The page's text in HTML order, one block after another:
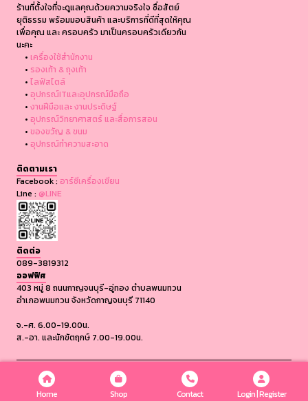
Home Shop Contact Login | Register
ร้านที่ตั้งใจที่จะดูแลคุณด้วยความจริงใจ ซื่อสัตย์
ยุติธรรม พร้อมมอบสินค้า และบริการที่ดีที่สุดให้คุณ
เพื่อคุณ และ ครอบครัว มาเป็นครอบครัวเดียวกัน
นะคะ
• เครื่องใช้สำนักงาน
• รองเท้า & ถุงเท้า
• ไลฟ์สไตล์
• อุปกรณ์ITและอุปกรณ์มือถือ
• งานฝีมือและ งานประดิษฐ์
• อุปกรณ์วิทยาศาสตร์ และสื่อการสอน
• ของขวัญ & ขนม
• อุปกรณ์ทำความสะอาด
ติดตามเรา
Facebook : อาร์ซีเครื่องเขียน
Line : @LINE
ติดต่อ
089-3819312
ออฟฟิศ
403 หมู่ 8 ถนนกาญจนบุรี-อู่ทอง ตำบลพนมทวน
อำเภอพนมทวน จังหวัดกาญจนบุรี 71140
จ.-ศ. 6.00-19.00น.
ส.-อา. และนักขัตฤกษ์ 7.00-19.00น.
COPYRIGHT © 2024, ALLTIMAGE CO.,LTD ALL RIGHTS RESERVED.